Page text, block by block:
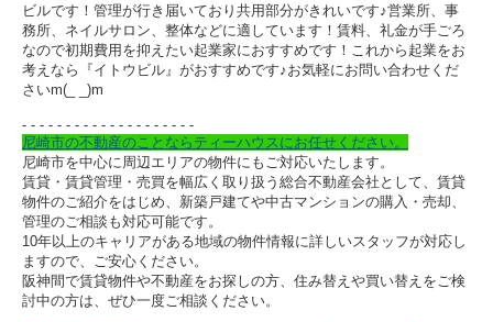
ビルです！管理が行き届いており共用部分がきれいです♪営業所、事
務所、ネイルサロン、整体などに適しています！賃料、礼金が手ごろ
なので初期費用を抑えたい起業家におすすめです！これから起業をお
考えなら『イトウビル』がおすすめです♪お気軽にお問い合わせくだ
さいm(_ _)m
- - - - - - - - - - - - - - - - - - - -
尼崎市の不動産のことならティーハウスにお任せください。
尼崎市を中心に周辺エリアの物件にもご対応いたします。
賃貸・賃貸管理・売買を幅広く取り扱う総合不動産会社として、賃貸
物件のご紹介をはじめ、新築戸建てや中古マンションの購入・売却、
管理のご相談も対応可能です。
10年以上のキャリアがある地域の物件情報に詳しいスタッフが対応し
ますので、ご安心ください。
阪神間で賃貸物件や不動産をお探しの方、住み替えや買い替えをご検
討中の方は、ぜひ一度ご相談ください。